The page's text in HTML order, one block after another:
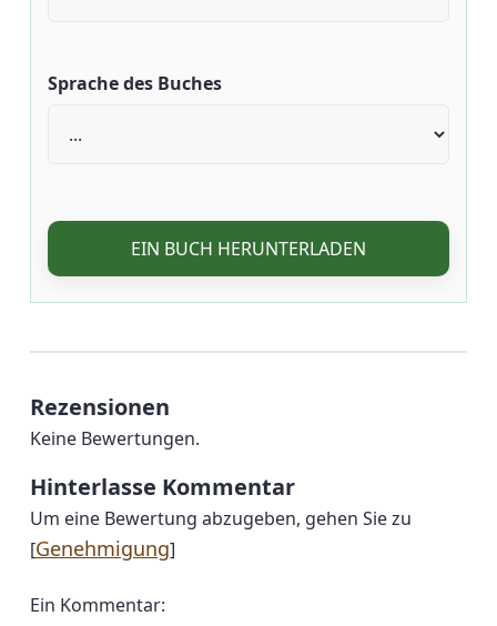
Sprache des Buches
EIN BUCH HERUNTERLADEN
Rezensionen
Keine Bewertungen.
Hinterlasse Kommentar
Um eine Bewertung abzugeben, gehen Sie zu
[Genehmigung]
Ein Kommentar: